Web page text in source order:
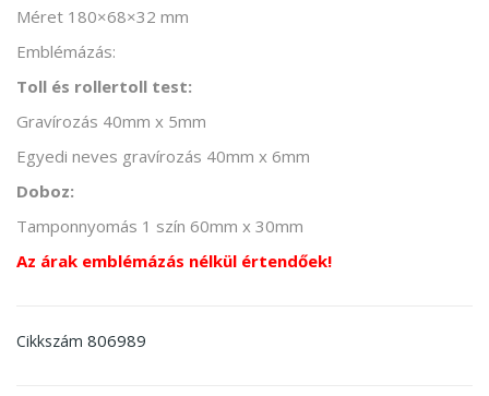
Méret 180×68×32 mm
Emblémázás:
Toll és rollertoll test:
Gravírozás 40mm x 5mm
Egyedi neves gravírozás 40mm x 6mm
Doboz:
Tamponnyomás 1 szín 60mm x 30mm
Az árak emblémázás nélkül értendőek!
Cikkszám 806989